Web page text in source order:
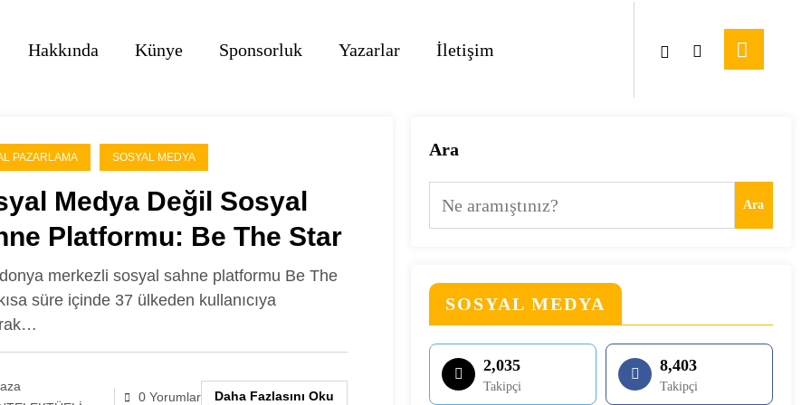
Hakkında Künye Sponsorluk Yazarlar İletişim
PAZARLAMA SOSYAL MEDYA
Medya Değil Sosyal
Platformu: Be The Star
merkezli sosyal sahne platformu Be The
süre içinde 37 ülkeden kullanıcıya
0 Yorumlar Daha Fazlasını Oku
Ara
Ara
SOSYAL MEDYA
2,035
Takipçi
8,403
Takipçi